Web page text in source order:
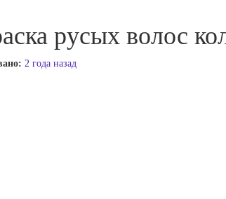
русых волос
2 года назад